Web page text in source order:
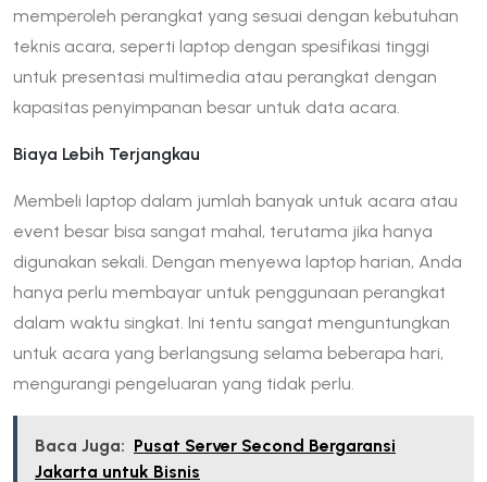
memperoleh perangkat yang sesuai dengan kebutuhan
teknis acara, seperti laptop dengan spesifikasi tinggi
untuk presentasi multimedia atau perangkat dengan
kapasitas penyimpanan besar untuk data acara.
Biaya Lebih Terjangkau
Membeli laptop dalam jumlah banyak untuk acara atau
event besar bisa sangat mahal, terutama jika hanya
digunakan sekali. Dengan menyewa laptop harian, Anda
hanya perlu membayar untuk penggunaan perangkat
dalam waktu singkat. Ini tentu sangat menguntungkan
untuk acara yang berlangsung selama beberapa hari,
mengurangi pengeluaran yang tidak perlu.
Baca Juga: Pusat Server Second Bergaransi
Jakarta untuk Bisnis